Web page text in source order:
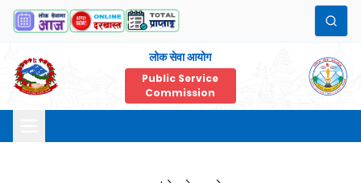
लोक सेवा आयोग
Public Service
Commission